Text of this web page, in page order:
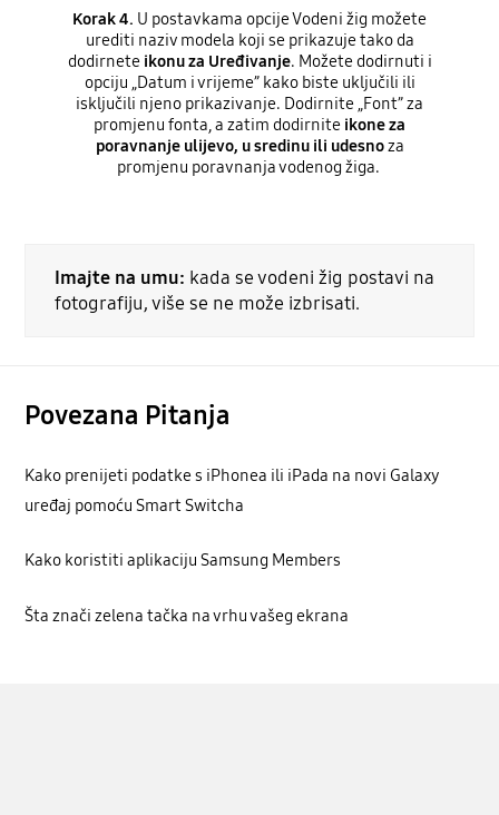
Korak 4. U postavkama opcije Vodeni žig možete
urediti naziv modela koji se prikazuje tako da
dodirnete ikonu za Uređivanje. Možete dodirnuti i
opciju „Datum i vrijeme” kako biste uključili ili
isključili njeno prikazivanje. Dodirnite „Font” za
promjenu fonta, a zatim dodirnite ikone za
poravnanje ulijevo, u sredinu ili udesnoza
promjenu poravnanja vodenog žiga.
Imajte na umu: kada se vodeni žig postavi na
fotografiju, više se ne može izbrisati.
Povezana Pitanja
Kako prenijeti podatke s iPhonea ili iPada na novi Galaxy
uređaj pomoću Smart Switcha
Kako koristiti aplikaciju Samsung Members
Šta znači zelena tačka na vrhu vašeg ekrana